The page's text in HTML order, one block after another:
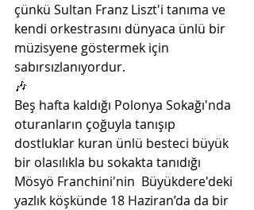
çünkü Sultan Franz Liszt'i tanıma ve
kendi orkestrasını dünyaca ünlü bir
müzisyene göstermek için
sabırsızlanıyordur.
🎶
Beş hafta kaldığı Polonya Sokağı'nda
oturanların çoğuyla tanışıp
dostluklar kuran ünlü besteci büyük
bir olasılıkla bu sokakta tanıdığı
Mösyö Franchini'nin  Büyükdere'deki
yazlık köşkünde 18 Haziran’da da bir